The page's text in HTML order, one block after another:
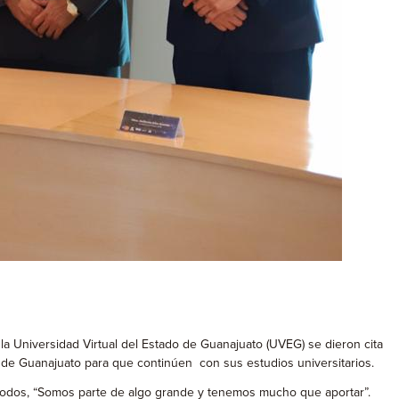
Universidad Virtual del Estado de Guanajuato (UVEG) se dieron cita
Guanajuato para que continúen con sus estudios universitarios.
“Somos parte de algo grande y tenemos mucho que aportar”.